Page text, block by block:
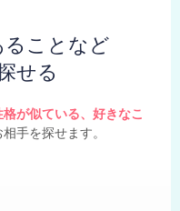
ることなど
せる
格が似ている、好きなこ
手を探せます。